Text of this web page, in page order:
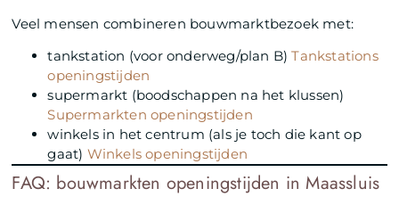
Veel mensen combineren bouwmarktbezoek met:
tankstation (voor onderweg/plan B)Tankstations
openingstijden
supermarkt (boodschappen na het klussen)
Supermarkten openingstijden
winkels in het centrum (als je toch die kant op
gaat) Winkels openingstijden
FAQ: bouwmarkten openingstijden in Maassluis